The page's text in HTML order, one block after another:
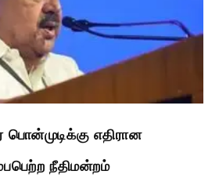
எதிரான
நீதிமன்றம்